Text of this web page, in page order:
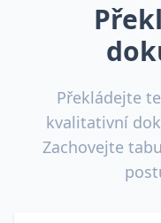
Překládejte
kvalitativní
Zachovejte